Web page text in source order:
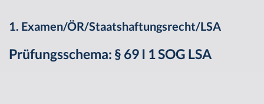
1. Examen/ÖR/Staatshaftungsrecht/LSA
Prüfungsschema: § 69 I 1 SOG LSA